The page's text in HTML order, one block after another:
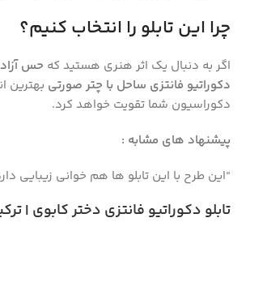
چرا این تابلو را انتخاب کنیم؟
اگر به دنبال یک اثر هنری هستید که حس
دکوراتیو فانتزی ساحل با چتر صورتی بهترین
دکوراسیون شما تقویت خواهد کرد.
پیشنهاد های مشابه :
“این طرح با این تابلو ها هم خوانی زیبایی
تابلو دکوراتیو فانتزی دختر کابوی